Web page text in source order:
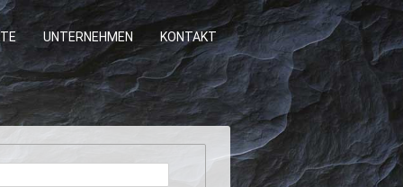
UNTERNEHMEN KONTAKT